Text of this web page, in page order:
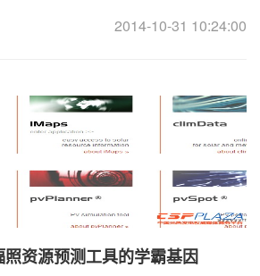
2014-10-31 10:24:00
资源预测工具的学霸基因